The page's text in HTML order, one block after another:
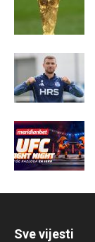
Sve vijesti